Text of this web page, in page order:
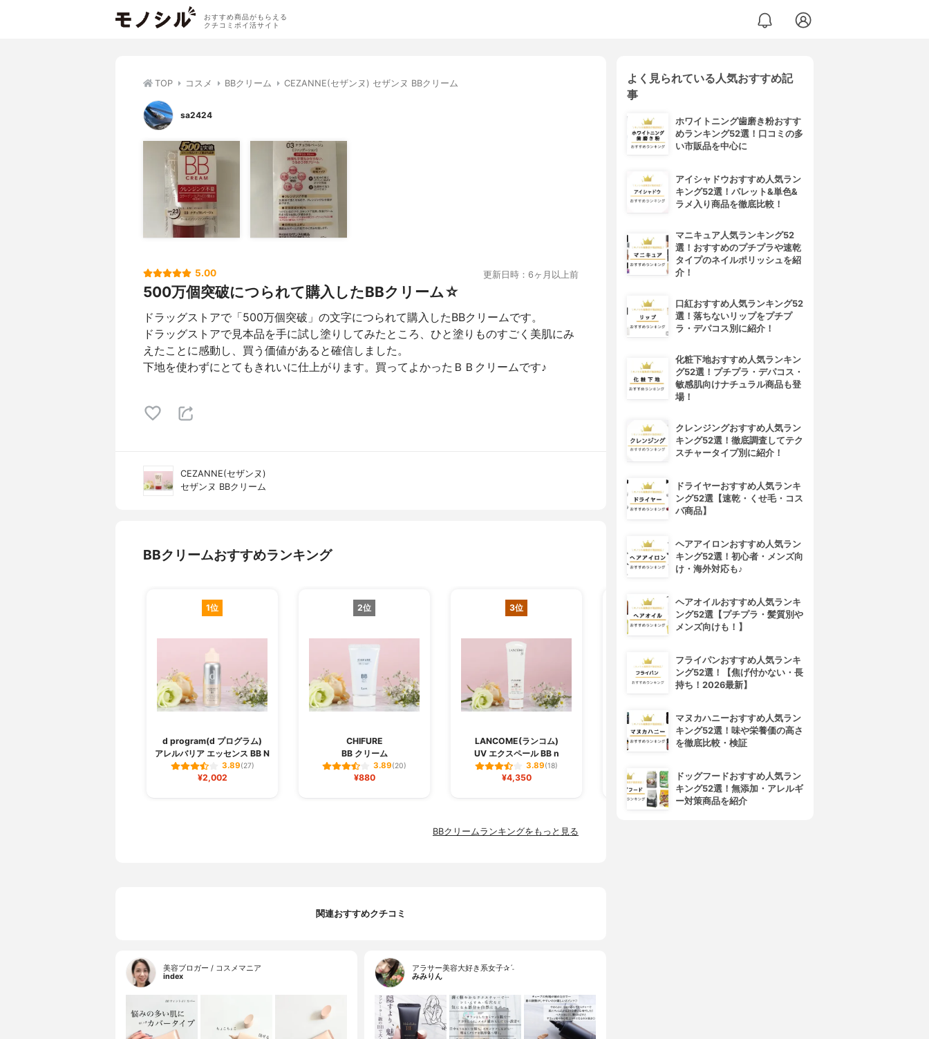
おすすめ商品がもらえる
クチコミポイ活サイト
TOP コスメ BBクリーム CEZANNE(セザンヌ) セザンヌ BBクリーム
sa2424
5.00 更新日時：6ヶ月以上前
500万個突破につられて購入したBBクリーム☆
ドラッグストアで「500万個突破」の文字につられて購入したBBクリームです。
ドラッグストアで見本品を手に試し塗りしてみたところ、ひと塗りものすごく美肌にみ
えたことに感動し、買う価値があると確信しました。
下地を使わずにとてもきれいに仕上がります。買ってよかったＢＢクリームです♪
CEZANNE(セザンヌ)
セザンヌ BBクリーム
BBクリームおすすめランキング
1位
d program(d プログラム)
アレルバリア エッセンス BB N
3.89(27)
¥2,002
2位
CHIFURE
BB クリーム
3.89(20)
¥880
3位
LANCOME(ランコム)
UV エクスペール BB n
3.89(18)
¥4,350
4位
Curél(キュレル)
BBクリーム
¥1,200
BBクリームランキングをもっと見る
関連おすすめクチコミ
美容ブロガー / コスメマニア
index
アラサー美容大好き系女子✰ˊ˗
みみりん
よく見られている人気おすすめ記
事
ホワイトニング歯磨き粉おすす
めランキング52選！口コミの多
い市販品を中心に
アイシャドウおすすめ人気ラン
キング52選！パレット&単色&
ラメ入り商品を徹底比較！
マニキュア人気ランキング52
選！おすすめのプチプラや速乾
タイプのネイルポリッシュを紹
介！
口紅おすすめ人気ランキング52
選！落ちないリップをプチプ
ラ・デパコス別に紹介！
化粧下地おすすめ人気ランキン
グ52選！プチプラ・デパコス・
敏感肌向けナチュラル商品も登
場！
クレンジングおすすめ人気ラン
キング52選！徹底調査してテク
スチャータイプ別に紹介！
ドライヤーおすすめ人気ランキ
ング52選【速乾・くせ毛・コス
パ商品】
ヘアアイロンおすすめ人気ラン
キング52選！初心者・メンズ向
け・海外対応も♪
ヘアオイルおすすめ人気ランキ
ング52選【プチプラ・髪質別や
メンズ向けも！】
フライパンおすすめ人気ランキ
ング52選！【焦げ付かない・長
持ち！2026最新】
マヌカハニーおすすめ人気ラン
キング52選！味や栄養価の高さ
を徹底比較・検証
ドッグフードおすすめ人気ラン
キング52選！無添加・アレルギ
ー対策商品を紹介